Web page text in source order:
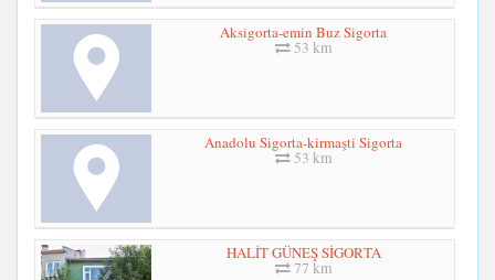
Aksigorta-emin Buz Sigorta
53 km
Anadolu Sigorta-kirmaşti Sigorta
53 km
HALİT GÜNEŞ SİGORTA
77 km